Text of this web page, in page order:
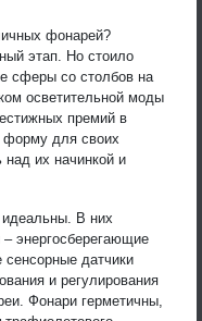
фонарей?
этап. Но стоило
сферы со столбов на
осветительной моды
премий в
форму для своих
их начинкой и
идеальны. В них
энергосберегающие
датчики
и регулирования
Фонари герметичны,